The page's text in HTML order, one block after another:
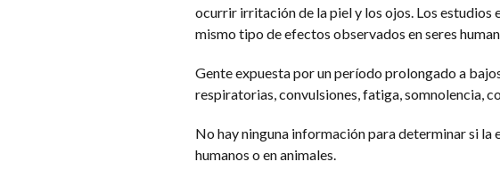
ocurrir irritación de la piel y los ojos. Los estudios
mismo tipo de efectos observados en seres
Gente expuesta por un período prolongado a
respiratorias, convulsiones, fatiga, somnolencia,
No hay ninguna información para determinar si
humanos o en animales.